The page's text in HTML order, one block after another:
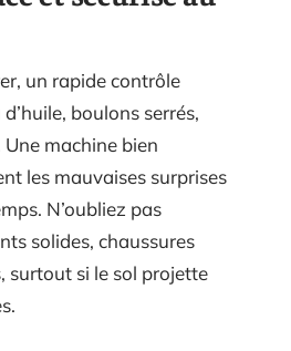
un rapide contrôle
boulons serrés,
machine bien
les mauvaises surprises
N’oubliez pas
solides, chaussures
surtout si le sol projette